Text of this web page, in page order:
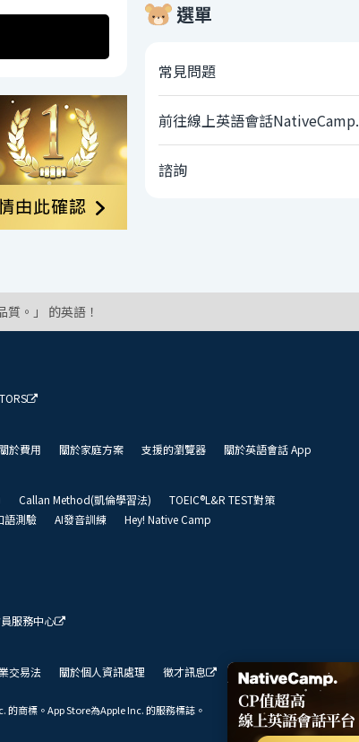
選單
常見問題
前往線上英語會話NativeCamp.
諮詢
。」 的英語！
於費用 關於家庭方案 支援的瀏覽器 關於英語會話 App
Callan Method(凱倫學習法)
TOEIC®L&R TEST對策
語測驗 AI發音訓練 Hey! Native Camp
服務中心
交易法 關於個人資訊處理 徵才訊息 我們的展望
的商標。App Store為Apple Inc. 的服務標誌。